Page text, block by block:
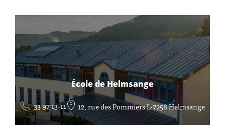
École de Helmsange
33 97 13-11
12, rue des Pommiers L-7258 Helmsange